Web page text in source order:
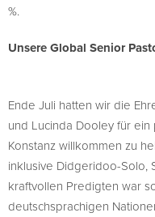
%.
Unsere Global Senior
Ende Juli hatten wir die
und Lucinda Dooley für
Konstanz willkommen zu
inklusive Didgeridoo-Solo,
kraftvollen Predigten war
deutschsprachigen